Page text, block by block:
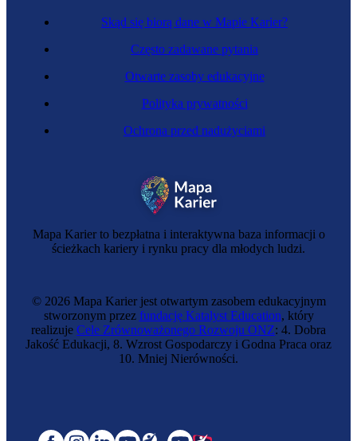
Mapa Karier to bezpłatna i interaktywna baza informacji o
ścieżkach kariery i rynku pracy dla młodych ludzi.
Skąd się biorą dane w Mapie Karier?
Często zadawane pytania
Otwarte zasoby edukacyjne
Polityka prywatności
Ochrona przed nadużyciami
© 2026 Mapa Karier jest otwartym zasobem edukacyjnym
stworzonym przez fundację Katalyst Education, który
realizuje Cele Zrównoważonego Rozwoju ONZ: 4. Dobra
Jakość Edukacji, 8. Wzrost Gospodarczy i Godna Praca oraz
10. Mniej Nierówności.